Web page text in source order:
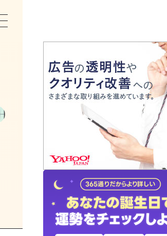
トップ
ユーザーの声
占いの流れ
おすすめの占い師
よくある質問